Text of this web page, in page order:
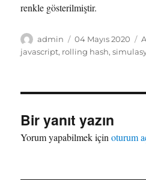
renkle gösterilmiştir.
Yazar
admin
Yayın
tarihi
04 Mayıs 2020
javascript, rolling hash,
Bir yanıt yazın
Yorum yapabilmek içinoturum